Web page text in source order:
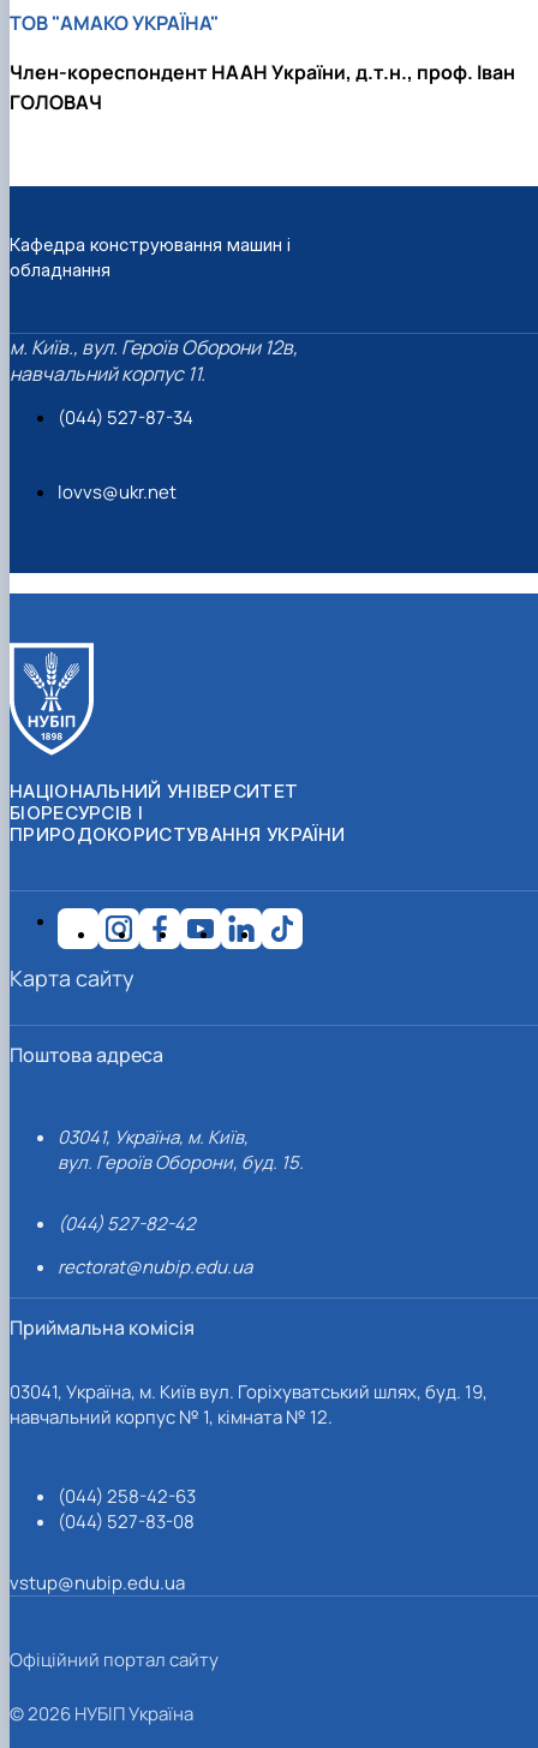
ТОВ "АМАКО УКРАЇНА"
Член-кореспондент НААН України, д.т.н., проф. Іван
ГОЛОВАЧ
Кафедра конструювання машин і
обладнання
м. Київ., вул. Героїв Оборони 12в,
навчальний корпус 11.
(044) 527-87-34
lovvs@ukr.net
НАЦІОНАЛЬНИЙ УНІВЕРСИТЕТ
БІОРЕСУРСІВ І
ПРИРОДОКОРИСТУВАННЯ УКРАЇНИ
Поштова адреса
03041, Україна, м. Київ,
вул. Героїв Оборони, буд. 15.
(044) 527-82-42
rectorat@nubip.edu.ua
Приймальна комісія
03041, Україна, м. Київ вул. Горіхуватський шлях, буд. 19,
навчальний корпус № 1, кімната № 12.
(044) 258-42-63
(044) 527-83-08
vstup@nubip.edu.ua
Карта сайту
Офіційний портал сайту
© 2026 НУБІП Україна